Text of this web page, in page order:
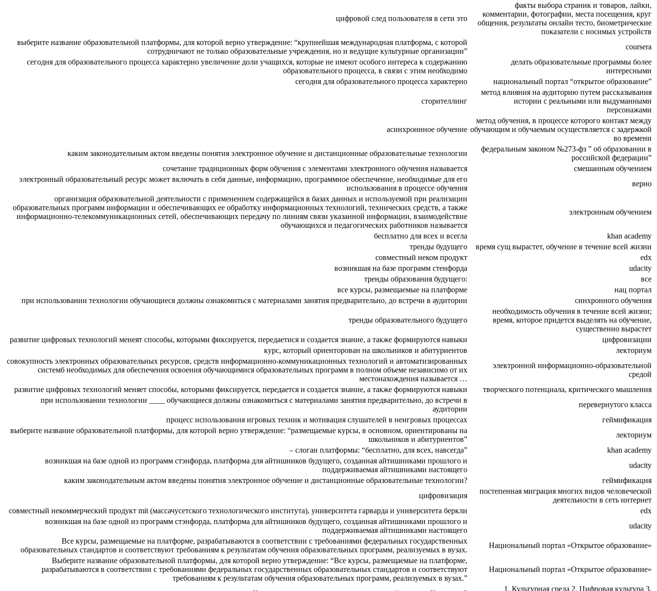
цифровой след пользователя в сети это
факты выбора страник и товаров, лайки,
комментарии, фотографии, места посещения, круг
общения, результаты онлайн тесто, биометрические
показатели с носимых устройств
выберите название образовательной платформы, для которой верно утверждение: “крупнейшая международная платформа, с которой
сотрудничают не только образовательные учреждения, но и ведущие культурные организации”
coursera
сегодня для образовательного процесса характерно увеличение доли учащихся, которые не имеют особого интереса к содержанию
образовательного процесса, в связи с этим необходимо
делать образовательные программы более
интересными
сегодня для образовательного процесса характерно
национальный портал “открытое образование”
сторителлинг
метод влияния на аудиторию путем рассказывания
истории с реальными или выдуманными
персонажами
асинхроннное обучение
метод обучения, в процессе которого контакт между
обучающим и обучаемым осуществляется с задержкой
во времени
каким законодательным актом введены понятия электронное обучение и дистанционные образовательные технологии
федеральным законом №273-фз ” об образовании в
российской федерации”
сочетание традиционных форм обучения с элементами электронного обучения называется
смешанным обучением
электронный образовательный ресурс может включать в себя данные, информацию, программное обеспечение, необходимые для его
использования в процессе обучения
верно
организация образовательной деятельности с применением содержащейся в базах данных и используемой при реализации
образовательных программ информации и обеспечивающих ее обработку информационных технологий, технических средств, а также
информационно-телекоммуникационных сетей, обеспечивающих передачу по линиям связи указанной информации, взаимодействие
обучающихся и педагогических работников называется
электронным обучением
бесплатно для всех и всегла
khan academy
тренды будущего
время сущ вырастет, обучение в течение всей жизни
совместный неком продукт
edx
возникшая на базе программ стенфорда
udacity
тренды образования будущего:
все
все курсы, размещаемые на платформе
нац портал
при использовании технологии обучающиеся должны ознакомиться с материалами занятия предварительно, до встречи в аудитории
синхронного обучения
тренды образовательного будущего
необходимость обучения в течение всей жизни;
время, которое придется выделять на обучение,
существенно вырастет
развитие цифровых технологий менеят способы, которыми фиксируется, передаетися и создается знание, а также формируются навыки
цифровизации
курс, который ориенторован на школьников и абитуриентов
лекториум
совокупность электронных образовательных ресурсов, средств информационно-коммуникационных технологий и автоматизированных
системб необходимых для обеспечения освоения обучающимися образовательных программ в полном объеме независимо от их
местонахождения называется …
электронной информационно-образовательной
средой
развитие цифровых технологий меняет способы, которыми фиксируется, передается и создается знание, а также формируются навыки
творческого потенциала, критического мышления
при использовании технологии ____ обучающиеся должны ознакомиться с материалами занятия предварительно, до встречи в
аудитории
перевернутого класса
процесс использования игровых техник и мотивация слушателей в неигровых процессах
геймификация
выберите название образовательной платформы, для которой верно утверждение: “размещаемые курсы, в основном, ориентированы на
школьников и абитуриентов”
лекториум
– слоган платформы: “бесплатно, для всех, навсегда”
khan academy
возникшая на базе одной из программ стэнфорда, платформа для айтишников будущего, созданная айтишниками прошлого и
поддерживаемая айтишниками настоящего
udacity
каким законодательным актом введены понятия электронное обучение и дистанционные образовательные технологии?
геймификация
цифровизация
постепенная миграция многих видов человеческой
деятельности в сеть интернет
совместный некоммерческий продукт mit (массачусетского технологического института), университета гарварда и университета беркли
edx
возникшая на базе одной из программ стэнфорда, платформа для айтишников будущего, созданная айтишниками прошлого и
поддерживаемая айтишниками настоящего
udacity
Все курсы, размещаемые на платформе, разрабатываются в соответствии с требованиями федеральных государственных
образовательных стандартов и соответствуют требованиям к результатам обучения образовательных программ, реализуемых в вузах.
Национальный портал «Открытое образование»
Выберите название образовательной платформы, для которой верно утверждение: “Все курсы, размещаемые на платформе,
разрабатываются в соответствии с требованиями федеральных государственных образовательных стандартов и соответствуют
требованиям к результатам обучения образовательных программ, реализуемых в вузах.”
Национальный портал «Открытое образование»
1. Культурная среда 2. Цифровая культура 3.